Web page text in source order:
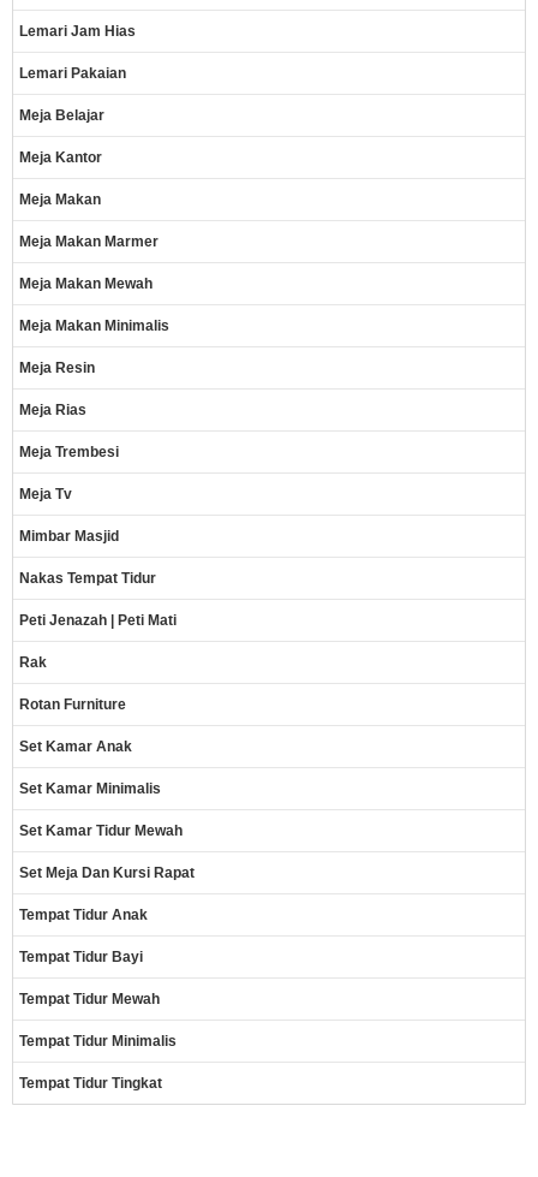
Lemari Jam Hias
Lemari Pakaian
Meja Belajar
Meja Kantor
Meja Makan
Meja Makan Marmer
Meja Makan Mewah
Meja Makan Minimalis
Meja Resin
Meja Rias
Meja Trembesi
Meja Tv
Mimbar Masjid
Nakas Tempat Tidur
Peti Jenazah | Peti Mati
Rak
Rotan Furniture
Set Kamar Anak
Set Kamar Minimalis
Set Kamar Tidur Mewah
Set Meja Dan Kursi Rapat
Tempat Tidur Anak
Tempat Tidur Bayi
Tempat Tidur Mewah
Tempat Tidur Minimalis
Tempat Tidur Tingkat